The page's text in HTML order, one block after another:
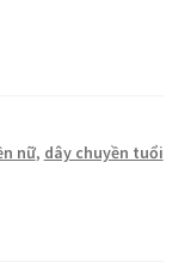
nữ, dây chuyền tuổi